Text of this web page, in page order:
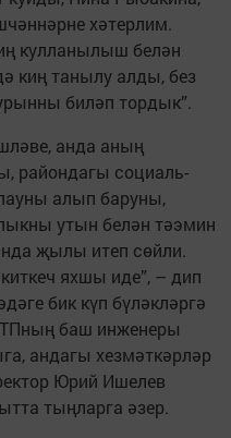
хәтерлим.
кулланылыш белән
киң танылу алды, без
биләп ­тордык”.
анда аның
райондагы социаль-
алып баруны,
утын белән тәэмин
җылы итеп сөйли.
яхшы иде”, – дип
бик күп бүләкләргә
баш инженеры
андагы хезмәткәрләр
Юрий Ишелев
тыңларга әзер.